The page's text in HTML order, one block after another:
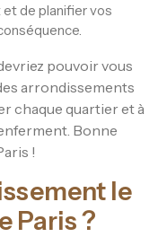
de planifier vos
pouvoir vous
arrondissements
chaque quartier et à
Bonne
!
le
Paris ?